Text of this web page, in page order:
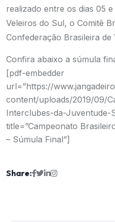
realizado entre os dias 05
Veleiros do Sul, o Comitê
Confederação Brasileira de
Confira abaixo a súmula
[pdf-embedder
url=”https://
content/uploads/2019/09/
Interclubes-da-Juventude-
title=”Campeonato
– Súmula Final”]
Share: